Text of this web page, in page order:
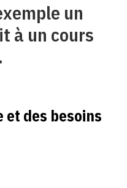
un
à un cours
et des besoins